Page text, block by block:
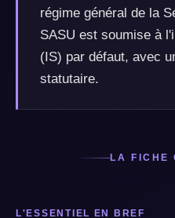
régime général de la
SASU est soumise à
(IS) par défaut, avec
statutaire.
LA FICHE
L'ESSENTIEL EN BREF